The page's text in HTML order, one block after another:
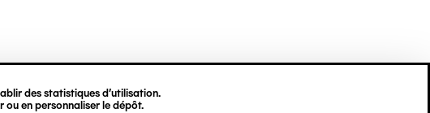
des statistiques d’utilisation.
ou en personnaliser le dépôt.